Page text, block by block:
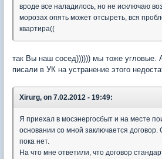
вроде все наладилось, но не исключаю
морозах опять может отсыреть, вся
квартира((
так Вы наш сосед)))))) мы тоже угловые.
писали в УК на устранение этого
Xirurg, on 7.02.2012 - 19:49:
Я приехал в мосэнергосбыт и на месте
основании со мной заключается договор.
пока нет.
На что мне ответили, что договор